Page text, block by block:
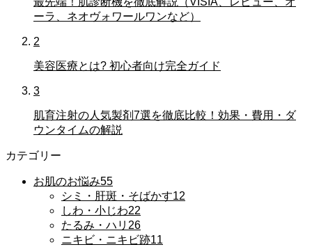
ーラ、ネオヴォワールワンなど）
2
美容医療とは? 初心者向け完全ガイド
3
肌育注射の人気製剤7選を徹底比較！効果・費用・ダ
ウンタイムの解説
カテゴリー
お肌のお悩み55
シミ・肝斑・そばかす12
しわ・小じわ22
たるみ・ハリ 26
ニキビ・ニキビ跡11